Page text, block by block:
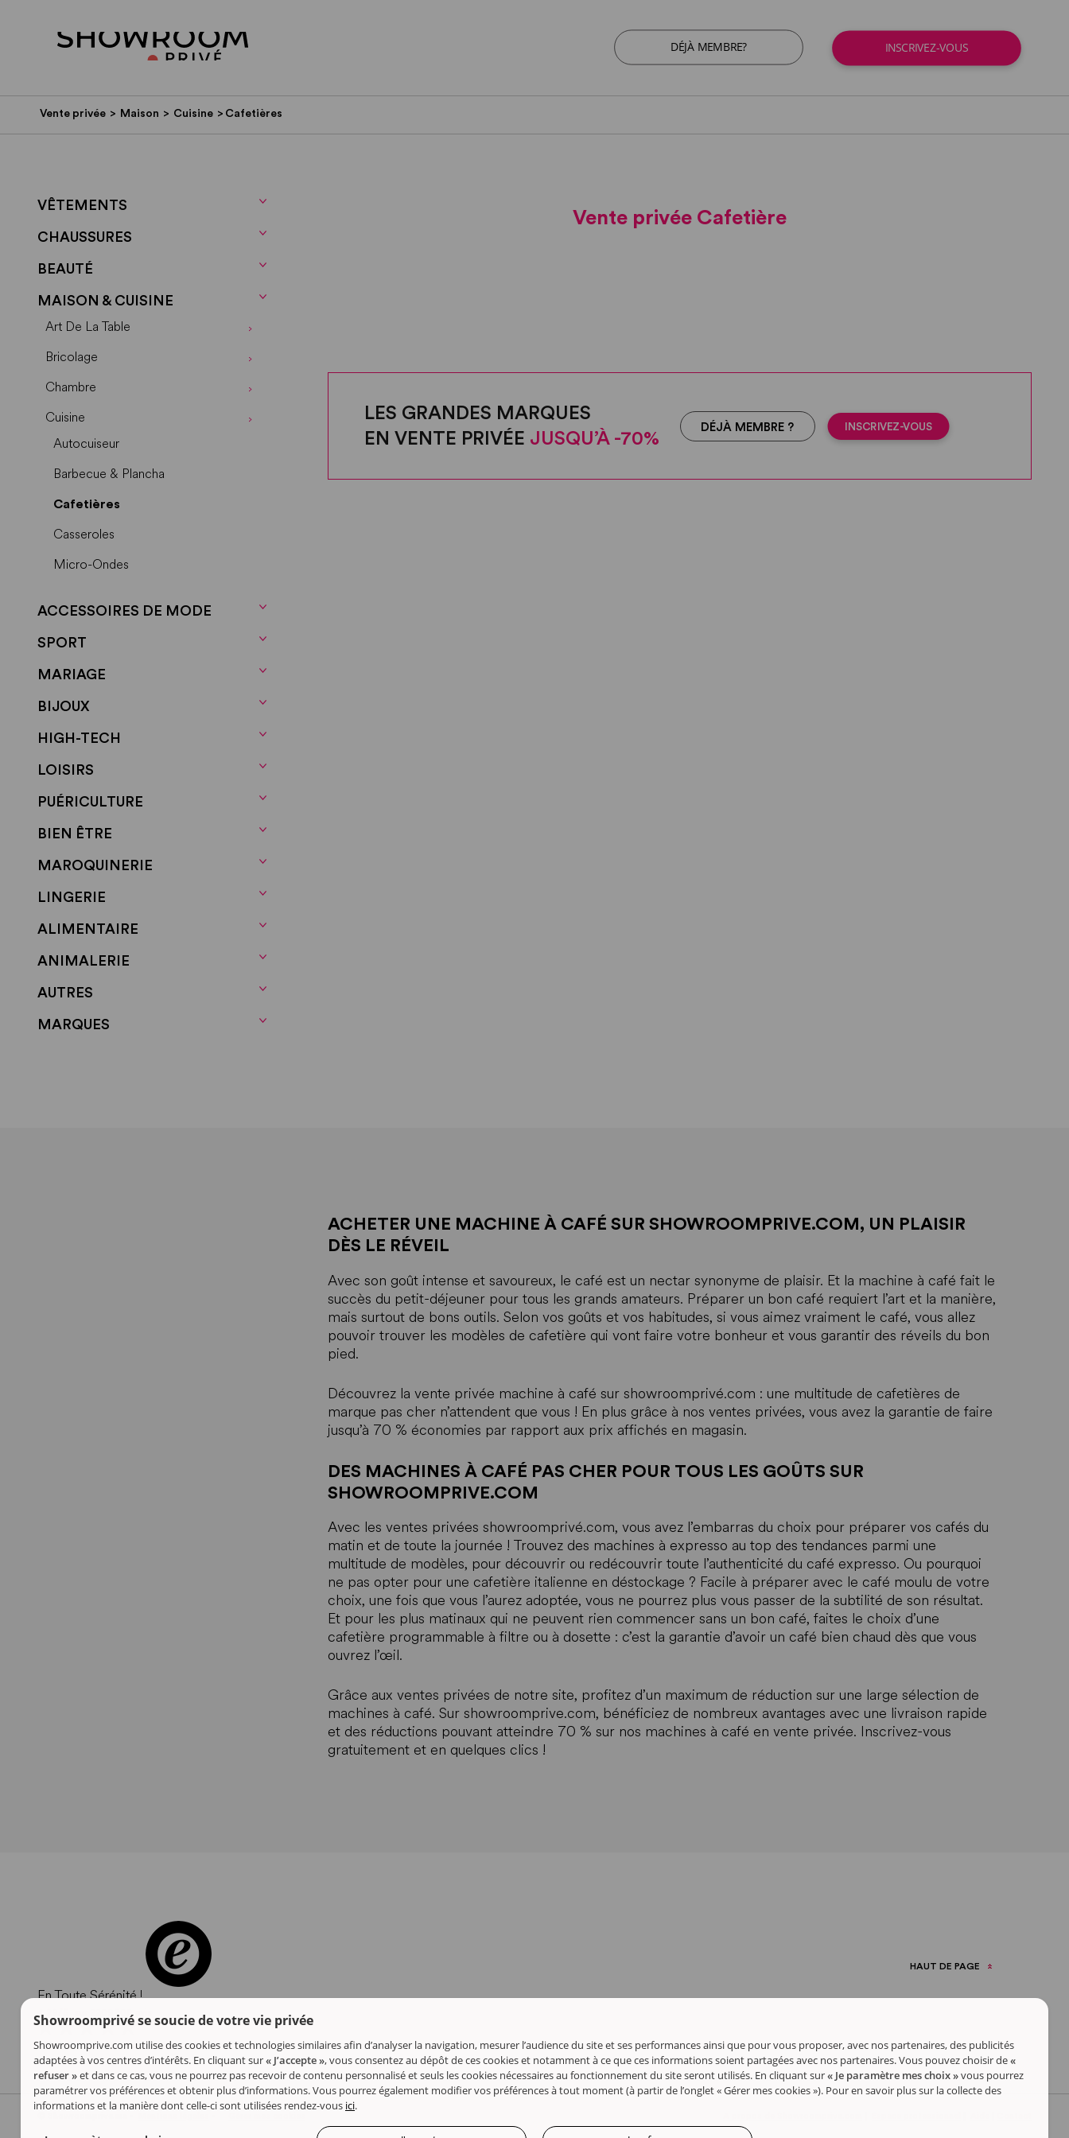
DÉJÀ MEMBRE? INSCRIVEZ-VOUS
Vente privée > Maison > Cuisine > Cafetières
Vente privée Cafetière
VÊTEMENTS
CHAUSSURES
BEAUTÉ
MAISON & CUISINE
Art De La Table
Bricolage
Chambre
Cuisine
Autocuiseur
Barbecue & Plancha
Cafetières
Casseroles
Micro-Ondes
Ustensiles Cuisine
Entretien
Jardin
Meubles
Salon & Salle À Manger
Salle De Bain
ACCESSOIRES DE MODE
SPORT
MARIAGE
BIJOUX
HIGH-TECH
LOISIRS
PUÉRICULTURE
BIEN ÊTRE
MAROQUINERIE
LINGERIE
ALIMENTAIRE
ANIMALERIE
AUTRES
MARQUES
LES GRANDES MARQUES
EN VENTE PRIVÉE JUSQU’À -70%
DÉJÀ MEMBRE ? INSCRIVEZ-VOUS
ACHETER UNE MACHINE À CAFÉ SUR SHOWROOMPRIVE.COM, UN PLAISIR
DÈS LE RÉVEIL
Avec son goût intense et savoureux, le café est un nectar synonyme de plaisir. Et la machine à café fait le
succès du petit-déjeuner pour tous les grands amateurs. Préparer un bon café requiert l’art et la manière,
mais surtout de bons outils. Selon vos goûts et vos habitudes, si vous aimez vraiment le café, vous allez
pouvoir trouver les modèles de cafetière qui vont faire votre bonheur et vous garantir des réveils du bon
pied.
Découvrez la vente privée machine à café sur showroomprivé.com : une multitude de cafetières de
marque pas cher n’attendent que vous ! En plus grâce à nos ventes privées, vous avez la garantie de faire
jusqu’à 70 % économies par rapport aux prix affichés en magasin.
DES MACHINES À CAFÉ PAS CHER POUR TOUS LES GOÛTS SUR
SHOWROOMPRIVE.COM
Avec les ventes privées showroomprivé.com, vous avez l’embarras du choix pour préparer vos cafés du
matin et de toute la journée ! Trouvez des machines à expresso au top des tendances parmi une
multitude de modèles, pour découvrir ou redécouvrir toute l’authenticité du café expresso. Ou pourquoi
ne pas opter pour une cafetière italienne en déstockage ? Facile à préparer avec le café moulu de votre
choix, une fois que vous l’aurez adoptée, vous ne pourrez plus vous passer de la subtilité de son résultat.
Et pour les plus matinaux qui ne peuvent rien commencer sans un bon café, faites le choix d’une
cafetière programmable à filtre ou à dosette : c’est la garantie d’avoir un café bien chaud dès que vous
ouvrez l’œil.
Grâce aux ventes privées de notre site, profitez d’un maximum de réduction sur une large sélection de
machines à café. Sur showroomprive.com, bénéficiez de nombreux avantages avec une livraison rapide
et des réductions pouvant atteindre 70 % sur nos machines à café en vente privée. Inscrivez-vous
gratuitement et en quelques clics !
En Toute Sérénité !
HAUT DE PAGE
Showroomprivé se soucie de votre vie privée
Showroomprive.com utilise des cookies et technologies similaires afin d’analyser la navigation, mesurer l’audience du site et ses performances ainsi que pour vous proposer, avec nos partenaires, des publicités
adaptées à vos centres d’intérêts. En cliquant sur« J’accepte », vous consentez au dépôt de ces cookies et notamment à ce que ces informations soient partagées avec nos partenaires. Vous pouvez choisir de«
refuser »et dans ce cas, vous ne pourrez pas recevoir de contenu personnalisé et seuls les cookies nécessaires au fonctionnement du site seront utilisés. En cliquant sur« Je paramètre mes choix »vous pourrez
paramétrer vos préférences et obtenir plus d’informations. Vous pourrez également modifier vos préférences à tout moment (à partir de l’onglet « Gérer mes cookies »). Pour en savoir plus sur la collecte des
informations et la manière dont celle-ci sont utilisées rendez-vous ici.